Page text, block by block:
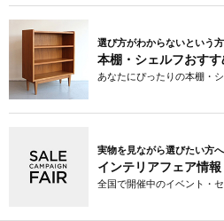
選び方がわからないという
本棚・シェルフおす
あなたにぴったりの本棚・
実物を見ながら選びたい方へ
インテリアフェア情報
全国で開催中のイベント・